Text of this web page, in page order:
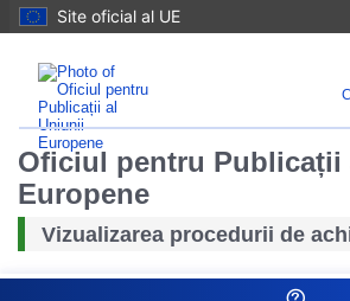
Site oficial al UE
Oficiul pentru Publicații
Europene
Vizualizarea procedurii de